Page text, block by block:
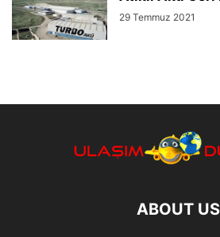
29 Temmuz 2021
ABOUT US